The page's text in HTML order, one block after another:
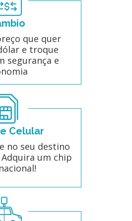
que quer
e troque
segurança e
Celular
no seu destino
um chip